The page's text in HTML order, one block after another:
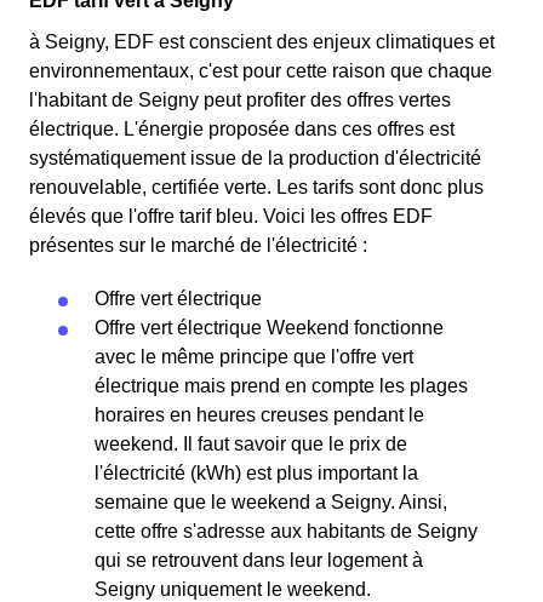
à Seigny, EDF est conscient des enjeux climatiques et
environnementaux, c'est pour cette raison que chaque
l'habitant de Seigny peut profiter des offres vertes
électrique. L'énergie proposée dans ces offres est
systématiquement issue de la production d'électricité
renouvelable, certifiée verte. Les tarifs sont donc plus
élevés que l'offre tarif bleu. Voici les offres EDF
présentes sur le marché de l'électricité :
Offre vert électrique
Offre vert électrique Weekend fonctionne
avec le même principe que l'offre vert
électrique mais prend en compte les plages
horaires en heures creuses pendant le
weekend. Il faut savoir que le prix de
l'électricité (kWh) est plus important la
semaine que le weekend a Seigny. Ainsi,
cette offre s'adresse aux habitants de Seigny
qui se retrouvent dans leur logement à
Seigny uniquement le weekend.